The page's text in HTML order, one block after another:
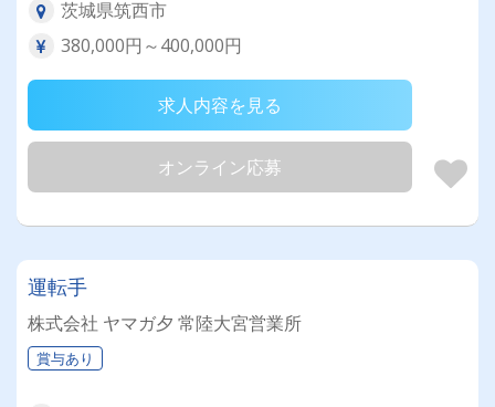
茨城県筑西市
380,000円～400,000円
求人内容を見る
オンライン応募
運転手
株式会社 ヤマガ夕 常陸大宮営業所
賞与あり